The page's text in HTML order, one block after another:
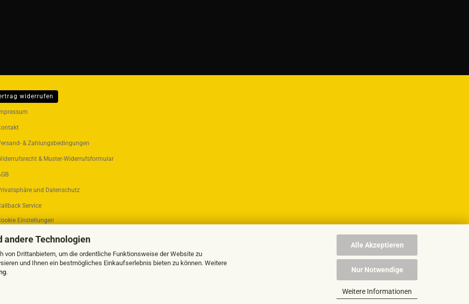
andere Technologien
von Drittanbietern, um die ordentliche Funktionsweise der Website zu
und Ihnen ein bestmögliches Einkaufserlebnis bieten zu können. Weitere
.
Alle Akzeptieren
Nur Notwendige
Weitere Informationen
ÜBER...
& Zahlungsbedingungen
& Muster-Widerrufsformular
und Datenschutz
Service
Einstellungen
widerrufen